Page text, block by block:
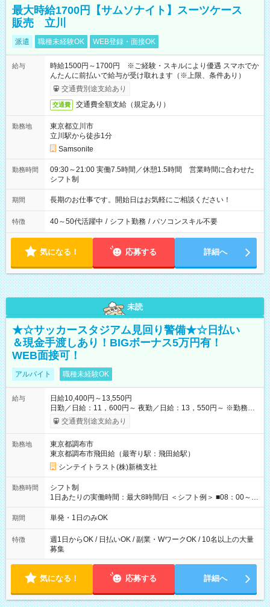
最大時給1700円【サムソナイト】スーツケース
販売 立川
派遣 職種未経験OK WEB登録・面接OK
給与
時給1500円～1700円 ※ご経験・スキルにより優遇 スマホでか
んたんに前払いで給与が受け取れます（※上限、条件あり）
交通費別途支給あり
交通費 交通費全額支給（規定あり）
勤務地
東京都立川市
立川駅から徒歩1分
Samsonite
勤務時間
09:30～21:00 実働7.5時間／休憩1.5時間 営業時間に合わせた
シフト制
期間 長期のお仕事です。開始日はお気軽にご相談ください！
特徴 40～50代活躍中 / シフト勤務 / パソコンスキル不要
気になる！ 応募する 詳細へ
未読
★☆サッカースタジアム見回り警備★☆日払い
＆現金手渡しあり！BIGボーナス5万円有！
WEB面接可！
アルバイト 職種未経験OK
給与
日給10,400円～13,550円
日勤／日給：11，600円～ 夜勤／日給：13，550円～ ※勤務数
が週2日以下の場合 日勤／日給：10，400円 夜勤／日給：12，
350円 ・－・－・ ◆交通費別途全額支給 ※規定あり ◆支払方
い・月払いOK ⇒ご希望をお聞かせください♪ ◆各種資格手当あ
り ◆残業手当あり ◆日給保障あり └早く終わっても”全額”支給！
◆扶養内勤務OK ・－・－・ ≪ 法定研修 ≫ 研修時の給与：
日給10，000円×3日間（24時間） ＝研修費として合計30，000
交通費別途支給あり
勤務地
東京都調布市
東京都調布市飛田給（最寄り駅：飛田給駅）
シンテイトラスト(株)新橋支社
勤務時間
シフト制
1日あたりの実働時間：最大8時間/日 ＜シフト例＞ ■08：00～
17：00 ■09：00～18：00 ■13：00～22：00 ■15：30～22：00
■20：00～翌05：00 など！ 上記時間内で、 実働8時間・休憩1
期間 単発・1日のみOK
特徴
週1日からOK / 日払いOK / 副業・WワークOK / 10名以上の大量
募集
気になる！ 応募する 詳細へ